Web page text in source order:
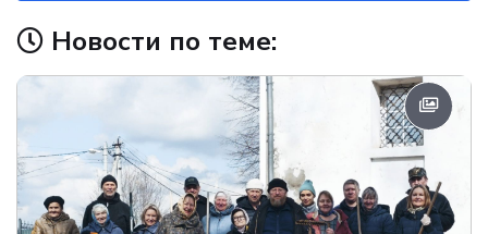
Новости по теме: